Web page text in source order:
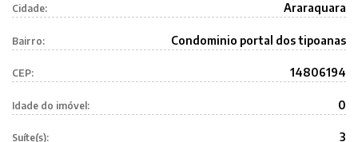
Cidade: Araraquara
Bairro: Condominio portal dos tipoanas
CEP: 14806194
Idade do imóvel: 0
Suíte(s): 3